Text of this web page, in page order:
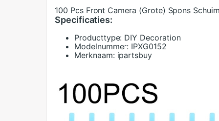
100 Pcs Front Camera (Grote) Spons
Specificaties:
Producttype: DIY Decoration
Modelnummer: IPXG0152
Merknaam: ipartsbuy